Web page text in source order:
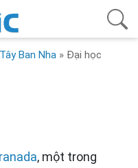
Ban Nha » Đại học
, một trong